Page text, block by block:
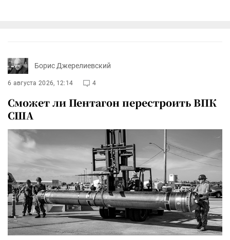
Борис Джерелиевский
6 августа 2026, 12:14 4
Сможет ли Пентагон перестроить ВПК
США